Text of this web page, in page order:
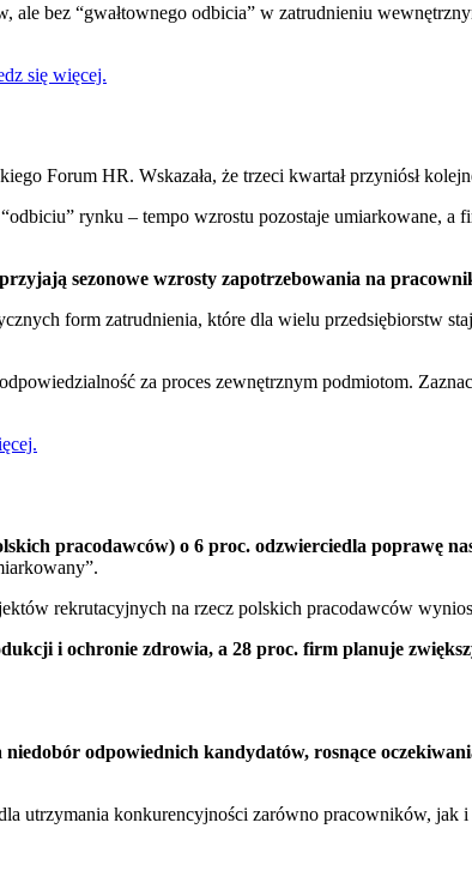
ale bez “gwałtownego odbicia” w zatrudnieniu
się więcej.
Forum HR. Wskazała, że trzeci kwartał przyniósł
rynku – tempo wzrostu pozostaje umiarkowane, a
sezonowe wzrosty zapotrzebowania na
form zatrudnienia, które dla wielu przedsiębiorstw
za proces zewnętrznym podmiotom.
pracodawców) o 6 proc. odzwierciedla poprawę
rekrutacyjnych na rzecz polskich pracodawców
i ochronie zdrowia, a 28 proc. firm planuje
odpowiednich kandydatów, rosnące
utrzymania konkurencyjności zarówno pracowników, jak i